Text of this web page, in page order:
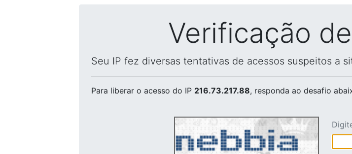
Verificação
Seu IP fez diversas tentativas de acessos suspeitos a
Para liberar o acesso do IP 216.73.217.88, responda ao desafio